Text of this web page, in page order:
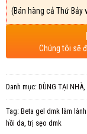
(Bán hàng cả Thứ Bảy
Chúng tôi sẽ
Danh mục: DÙNG TẠI NHÀ,
Tag: Beta gel dmk làm
hồi da,trị sẹo dmk